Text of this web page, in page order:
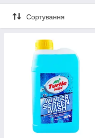
Сортування